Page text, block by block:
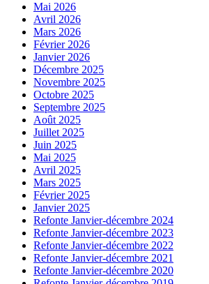
Mai 2026
Avril 2026
Mars 2026
Février 2026
Janvier 2026
Décembre 2025
Novembre 2025
Octobre 2025
Septembre 2025
Août 2025
Juillet 2025
Juin 2025
Mai 2025
Avril 2025
Mars 2025
Février 2025
Janvier 2025
Refonte Janvier-décembre 2024
Refonte Janvier-décembre 2023
Refonte Janvier-décembre 2022
Refonte Janvier-décembre 2021
Refonte Janvier-décembre 2020